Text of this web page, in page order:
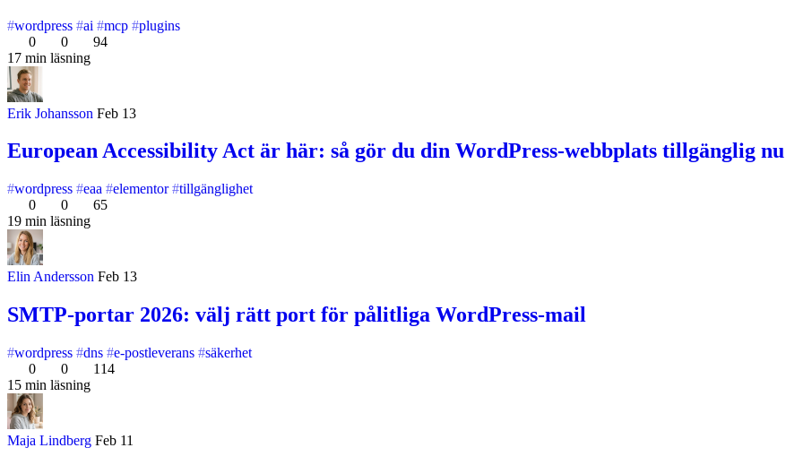
wordpress ai mcp
plugins
0
0
94
17 min läsning
Erik Johansson Feb 13
European Accessibility Act är här: så gör du din WordPress-webbplats tillgänglig nu
wordpress eaa elementor
tillgänglighet
0
0
65
19 min läsning
Elin Andersson Feb 13
SMTP-portar 2026: välj rätt port för pålitliga WordPress-mail
wordpress dns e-postleverans
säkerhet
0
0
114
15 min läsning
Maja Lindberg Feb 11